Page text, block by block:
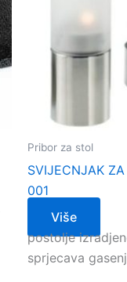
Pribor za stol
SVIJECNJAK
001
Više
postolje
sprjecava